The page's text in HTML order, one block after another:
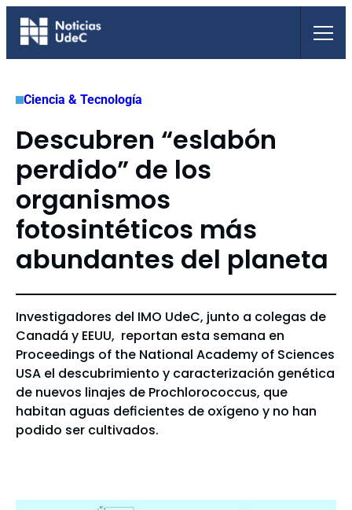
Saltar
Ciencia & Tecnología
Descubren “eslabón
perdido” de los
organismos
fotosintéticos más
abundantes del planeta
Investigadores del IMO UdeC, junto a colegas de
Canadá y EEUU, reportan esta semana en
Proceedings of the National Academy of Sciences
USA el descubrimiento y caracterización genética
de nuevos linajes de Prochlorococcus, que
habitan aguas deficientes de oxígeno y no han
podido ser cultivados.